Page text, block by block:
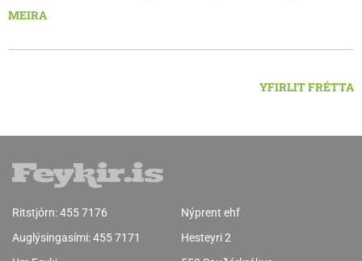
ágúst, og á morgun, fimmtudaginn 6. ágúst.
MEIRA
YFIRLIT FRÉTTA
Ritstjórn:455 7176
Auglýsingasími:455 7171
Nýprent ehf
Hesteyri 2